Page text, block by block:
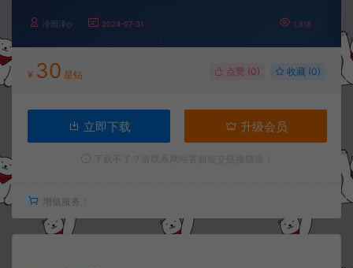
冷雨泽ღ 2024-07-31 1,818
¥ 30 星钻 点赞 (0) 收藏 (0)
立即下载 升级会员
增值服务：